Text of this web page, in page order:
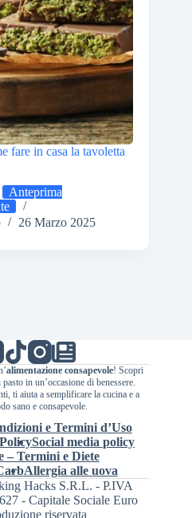
fare in casa la tavoletta
Anteprima
26 Marzo 2025
alimentazione consapevole! Scopri
in un’occasione di benessere.
ti aiuta a semplificare la cucina e a
sano e consapevole.
e Termini d’Uso
Social media policy
– Termini e Diete
Allergia alle uova
Hacks S.R.L. - P.IVA
- Capitale Sociale Euro
riservata